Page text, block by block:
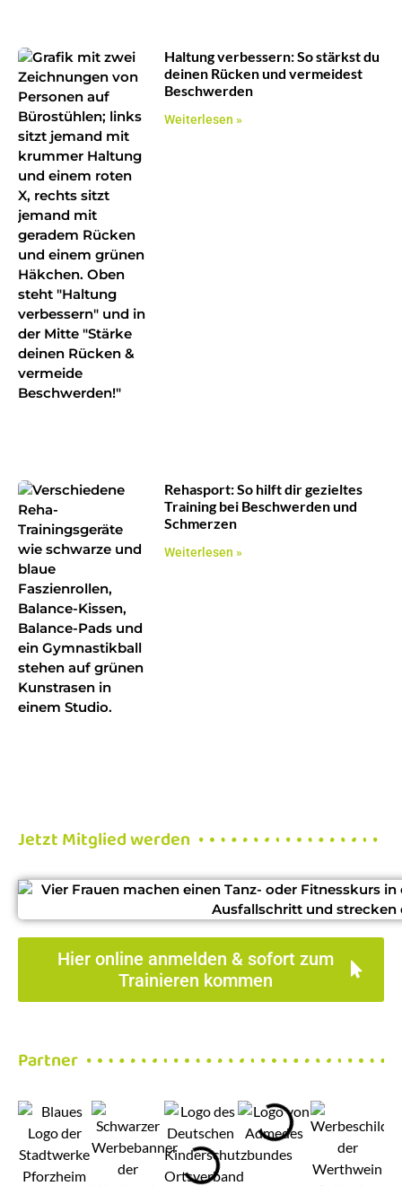
Haltung verbessern: So stärkst du
deinen Rücken und vermeidest
Beschwerden
Weiterlesen »
Rehasport: So hilft dir gezieltes
Training bei Beschwerden und
Schmerzen
Weiterlesen »
Jetzt Mitglied werden
Hier online anmelden & sofort zum
Trainieren kommen
Partner